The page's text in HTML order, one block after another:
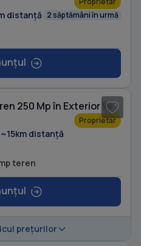
distanță 2 săptămâni în urmă
Casă cu 4 camere cu Teren 250 Mp în Exterior Vest
Proprietar
~15km distanță
teren
prețurilor